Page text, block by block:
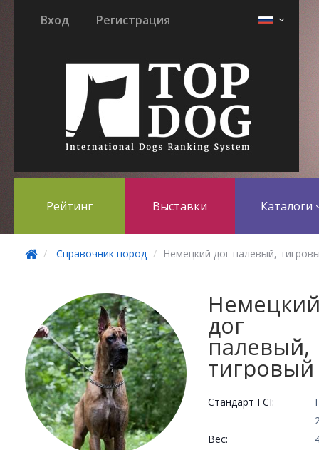
Вход Регистрация
Рейтинг Выставки Каталоги
Справочник пород Немецкий дог палевый,
дог
палевый,
тигровый
Стандарт FCI:
Вес: